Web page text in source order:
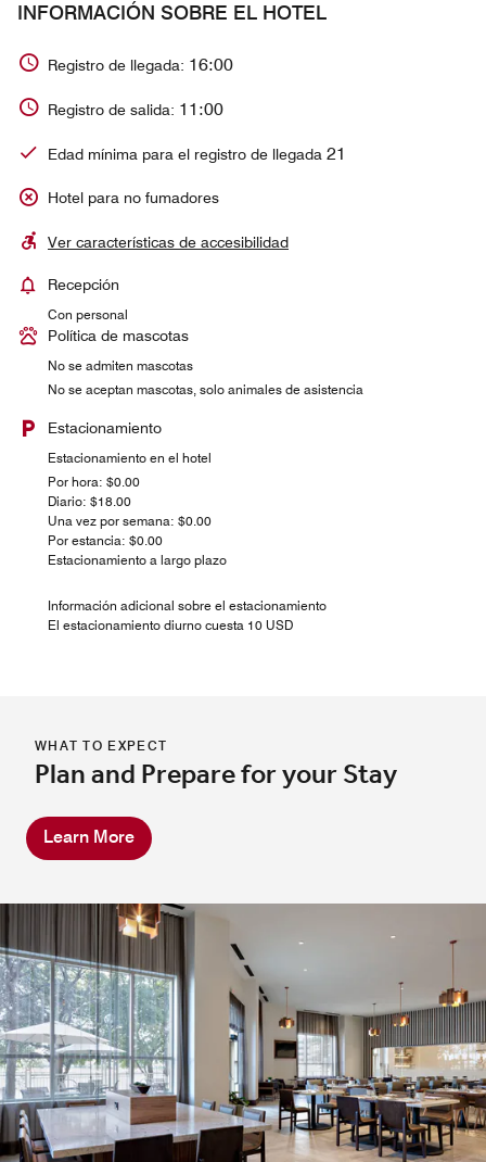
INFORMACIÓN SOBRE EL HOTEL
Registro de llegada: 16:00
Registro de salida: 11:00
Edad mínima para el registro de llegada 21
Hotel para no fumadores
Ver características de accesibilidad
Recepción
Con personal
Política de mascotas
No se admiten mascotas
No se aceptan mascotas, solo animales de asistencia
Estacionamiento
Estacionamiento en el hotel
Por hora: $0.00
Diario: $18.00
Una vez por semana: $0.00
Por estancia: $0.00
Estacionamiento a largo plazo
Información adicional sobre el estacionamiento
El estacionamiento diurno cuesta 10 USD
WHAT TO EXPECT
Plan and Prepare for your Stay
Learn More
GreatRoom Lobby Bar
Unwind at our hotel bar in Las Colinas, where dinner and
drinks are served from a full menu in a vibrant, welcoming
setting. Enjoy flavorful dishes until 11 PM and sip
cocktails, wine, or beer at the bar until midnight.